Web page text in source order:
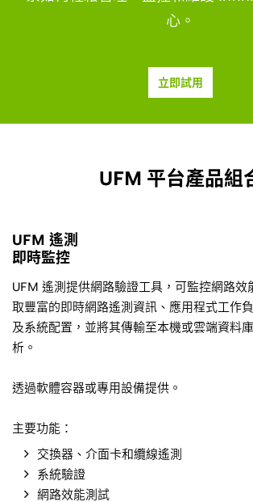
心。
立即試用
UFM 平台產品組
UFM 遙測
即時監控
UFM 遙測提供網路驗證工具，可監控網路效
取豐富的即時網路遙測資訊、應用程式工作
及系統配置，並將其傳輸至本機或雲端資料
析。
透過軟體容器或專用設備提供。
主要功能：
交換器、介面卡和纜線遙測
系統驗證
網路效能測試